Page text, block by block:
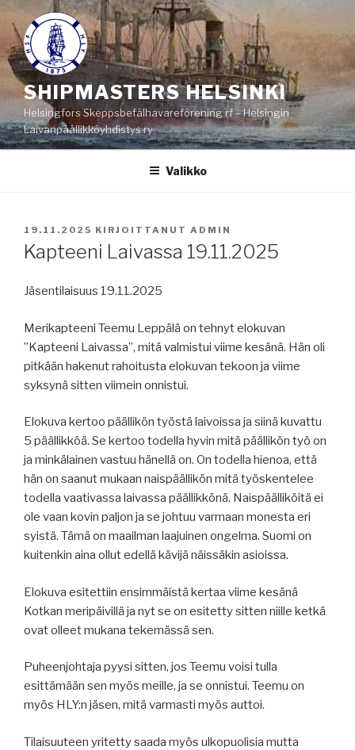
Siirry
sisältöön
SHIPMASTERS HELSINKI
Helsingfors Skeppsbefälhavareförening rf – Helsingin
Laivanpäällikköyhdistys ry
Valikko
JULKAISTU
19.11.2025 KIRJOITTANUT ADMIN
Kapteeni Laivassa 19.11.2025
Jäsentilaisuus 19.11.2025
Merikapteeni Teemu Leppälä on tehnyt elokuvan
”Kapteeni Laivassa”, mitä valmistui viime kesänä. Hän oli
pitkään hakenut rahoitusta elokuvan tekoon ja viime
syksynä sitten viimein onnistui.
Elokuva kertoo päällikön työstä laivoissa ja siinä kuvattu
5 päällikköä. Se kertoo todella hyvin mitä päällikön työ on
ja minkälainen vastuu hänellä on. On todella hienoa, että
hän on saanut mukaan naispäällikön mitä työskentelee
todella vaativassa laivassa päällikkönä. Naispäälliköitä ei
ole vaan kovin paljon ja se johtuu varmaan monesta eri
syistä. Tämä on maailman laajuinen ongelma. Suomi on
kuitenkin aina ollut edellä kävijä näissäkin asioissa.
Elokuva esitettiin ensimmäistä kertaa viime kesänä
Kotkan meripäivillä ja nyt se on esitetty sitten niille ketkä
ovat olleet mukana tekemässä sen.
Puheenjohtaja pyysi sitten, jos Teemu voisi tulla
esittämään sen myös meille, ja se onnistui. Teemu on
myös HLY:n jäsen, mitä varmasti myös auttoi.
Tilaisuuteen yritetty saada myös ulkopuolisia mutta